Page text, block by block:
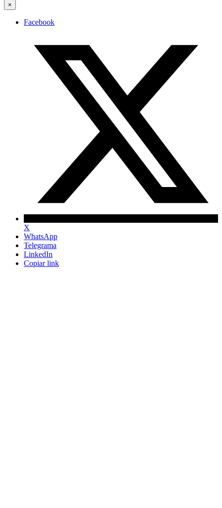
×
Facebook
X
WhatsApp
Telegrama
LinkedIn
Copiar link